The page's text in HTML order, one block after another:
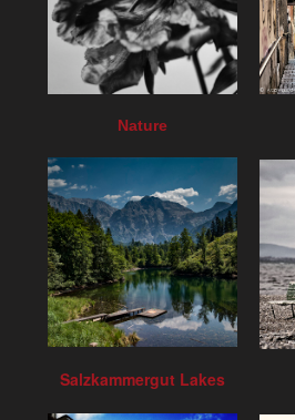
Nature
Salzkammergut Lakes